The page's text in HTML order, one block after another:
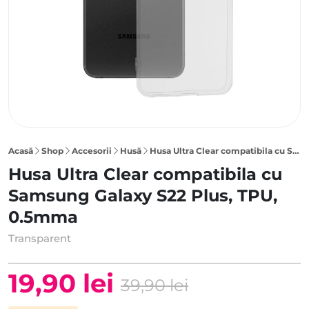
Acasă Shop Accesorii Husă Husa Ultra Clear compatibila cu Samsung Galaxy S22 Plus, TPU, 0.5mm, Transparenta
Husa Ultra Clear compatibila cu
Samsung Galaxy S22 Plus, TPU,
0.5mma
Transparent
39,90lei
19,90 lei